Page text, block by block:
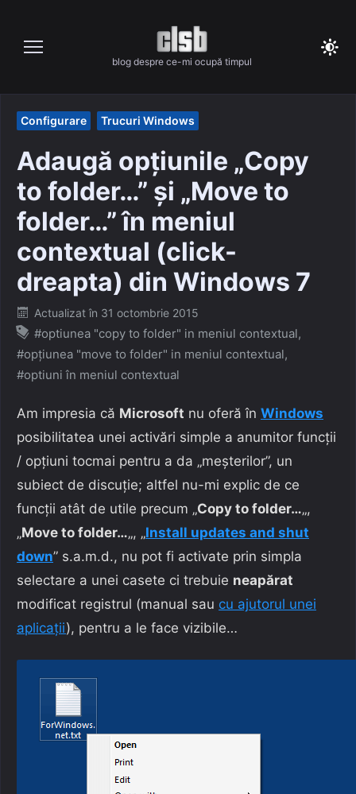
content
blog despre ce-mi ocupă timpul
Configurare Trucuri Windows
Adaugă opțiunile „Copy
to folder…” și „Move to
folder…” în meniul
contextual (click-
dreapta) din Windows 7
Posted
on
Actualizat în 31 octombrie 2015
#optiunea "copy to folder" in meniul contextual,
#opțiunea "move to folder" in meniul contextual,
#optiuni în meniul contextual
Am impresia că Microsoft nu oferă în Windows
posibilitatea unei activări simple a anumitor funcții
/ opțiuni tocmai pentru a da „meșterilor”, un
subiect de discuție; altfel nu-mi explic de ce
funcții atât de utile precum „Copy to folder…„,
„Move to folder…„, „Install updates and shut
down” s.a.m.d., nu pot fi activate prin simpla
selectare a unei casete ci trebuie neapărat
modificat registrul (manual sau cu ajutorul unei
aplicații), pentru a le face vizibile…